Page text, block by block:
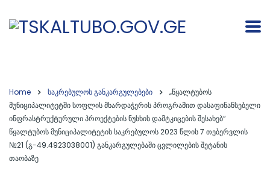
Home საკრებულოს განკარგულებები
„წყალტუბოს
მუნიციპალიტეტში სოფლის მხარდაჭერის პროგრამით დასაფინანსებელი
ინფრასტრუქტურული პროექტების ნუსხის დამტკიცების შესახებ“
წყალტუბოს მუნიციპალიტეტის საკრებულოს 2023 წლის 7 თებერვლის
№21 (გ-49.4923038001) განკარგულებაში ცვლილების შეტანის
თაობაზე